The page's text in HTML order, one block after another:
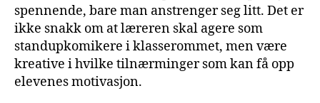
spennende, bare man anstrenger seg litt. Det er
ikke snakk om at læreren skal agere som
standupkomikere i klasserommet, men være
kreative i hvilke tilnærminger som kan få opp
elevenes motivasjon.